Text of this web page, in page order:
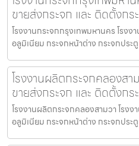
ขายส่งกระจก และ ติดตั้งก
โรงงานกระจกกรุงเทพมหานคร โรงง
อลูมิเนียม กระจกหน้าต่าง กระจกประ
โรงงานผลิตกระจกคลองสา
ขายส่งกระจก และ ติดตั้งก
โรงงานผลิตกระจกคลองสามวา โรงง
อลูมิเนียม กระจกหน้าต่าง กระจกประ